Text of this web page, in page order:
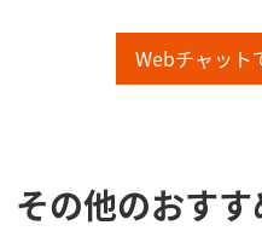
Webチャット
その他のおす